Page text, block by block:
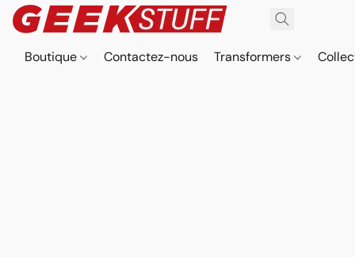
Boutique Contactez-nous Transformers